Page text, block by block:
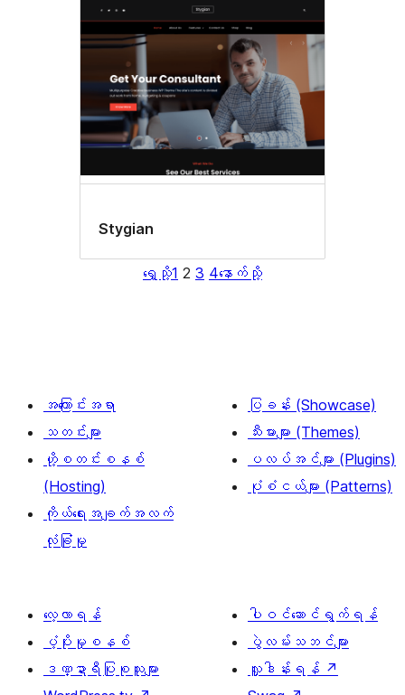
Stygian
ရှေ့သို့1 2 3 4နောက်သို့
အကြောင်းအရာ
သတင်းများ
ဟို့စတင်းစနစ်
(Hosting)
ကိုယ်ရေးအချက်အလက်
လုံခြုံမှု
ပြခန်း (Showcase)
သီးမားများ (Themes)
ပလပ်အင်များ (Plugins)
ပုံစံငယ်များ (Patterns)
လေ့လာရန်
ပံ့ပိုးမှုစနစ်
ဒဏ္ဍာရီပြုစုသူများ
ပါဝင်ဆောင်ရွက်ရန်
ပွဲလမ်းသဘင်များ
လှူဒါန်းရန် ↗